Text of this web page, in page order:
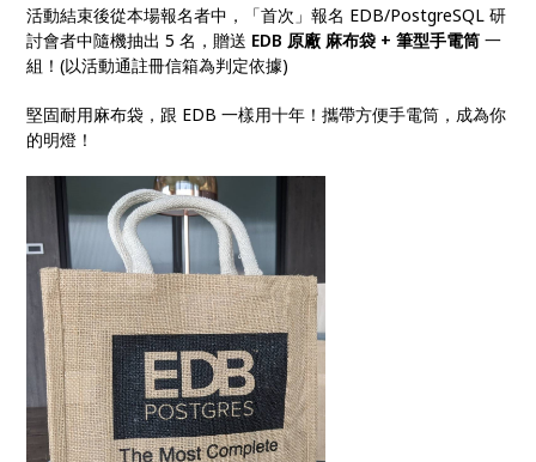
活動結束後從本場報名者中，「首次」報名 EDB/PostgreSQL 研
討會者中隨機抽出 5 名，贈送 EDB 原廠 麻布袋 + 筆型手電筒一
組！(以活動通註冊信箱為判定依據)
堅固耐用麻布袋，跟 EDB 一樣用十年！攜帶方便手電筒，成為你
的明燈！